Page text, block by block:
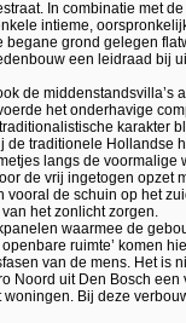
In combinatie met
intieme,
grond gelegen
een leidraad bij
de middenstandsvilla’s
het onderhavige
karakter
traditionele Hollandse
langs de
de vrij ingetogen opzet
de schuin op het
het zonlicht zorgen.
waarmee de
ruimte’ komen
van de mens. Het is
Noord uit Den Bosch
Bij deze